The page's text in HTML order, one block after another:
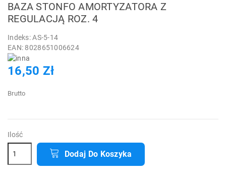
BAZA STONFO AMORTYZATORA Z
REGULACJĄ ROZ. 4
Indeks: AS-5-14
EAN: 8028651006624
16,50 Zł
Brutto
Ilość
Dodaj Do Koszyka